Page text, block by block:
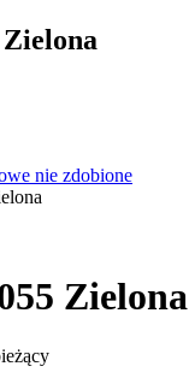
nie zdobione
Zielona